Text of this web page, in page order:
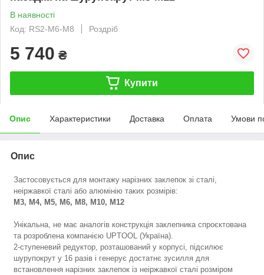
В наявності
Код: RS2-M6-М8
Роздріб
5 740 ₴
Купити
Опис Характеристики Доставка Оплата Умови
Опис
Застосовується для монтажу нарізних заклепок зі сталі,
неіржавкої сталі або алюмінію таких розмірів:
М3, М4, М5, М6, М8, М10, М12
Унікальна, не має аналогів конструкція заклепника спроєктована
та розроблена компанією UPTOOL (Україна).
2-ступеневий редуктор, розташований у корпусі, підсилює
шурупокрут у 16 разів і генерує достатнє зусилля для
встановлення нарізних заклепок із неіржавкої сталі розміром